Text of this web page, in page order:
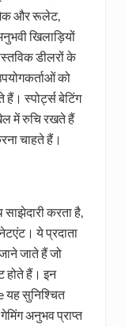
और रूलेट,
खिलाड़ियों
डीलरों के
को
स्पोर्ट्स बेटिंग
में रुचि रखते हैं
चाहते हैं।
करता है,
ये प्रदाता
जाते हैं जो
होते हैं। इन
यह सुनिश्चित
अनुभव प्राप्त